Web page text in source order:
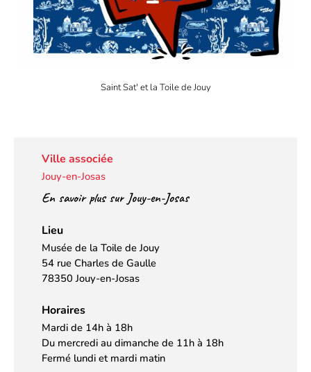
Saint Sat' et la Toile de Jouy
Ville associée
Jouy-en-Josas
En savoir plus sur Jouy-en-Josas
Lieu
Musée de la Toile de Jouy
54 rue Charles de Gaulle
78350 Jouy-en-Josas
Horaires
Mardi de 14h à 18h
Du mercredi au dimanche de 11h à 18h
Fermé lundi et mardi matin